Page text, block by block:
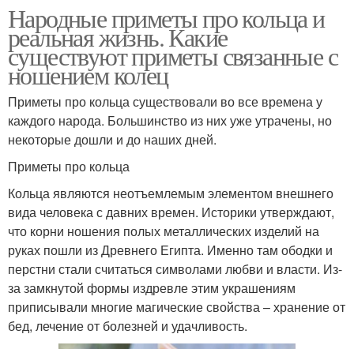
Народные приметы про кольца и
реальная жизнь. Какие
существуют приметы связанные с
ношением колец
Приметы про кольца существовали во все времена у
каждого народа. Большинство из них уже утрачены, но
некоторые дошли и до наших дней.
Приметы про кольца
Кольца являются неотъемлемым элементом внешнего
вида человека с давних времен. Историки утверждают,
что корни ношения полых металлических изделий на
руках пошли из Древнего Египта. Именно там ободки и
перстни стали считаться символами любви и власти. Из-
за замкнутой формы издревле этим украшениям
приписывали многие магические свойства – хранение от
бед, лечение от болезней и удачливость.